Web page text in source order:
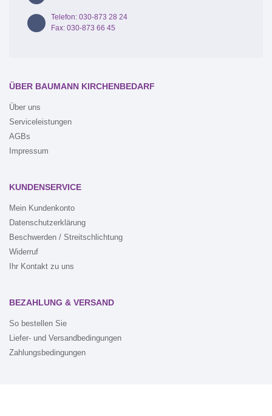
Telefon: 030-873 28 24
Fax: 030-873 66 45
ÜBER BAUMANN KIRCHENBEDARF
Über uns
Serviceleistungen
AGBs
Impressum
KUNDENSERVICE
Mein Kundenkonto
Datenschutzerklärung
Beschwerden / Streitschlichtung
Widerruf
Ihr Kontakt zu uns
BEZAHLUNG & VERSAND
So bestellen Sie
Liefer- und Versandbedingungen
Zahlungsbedingungen